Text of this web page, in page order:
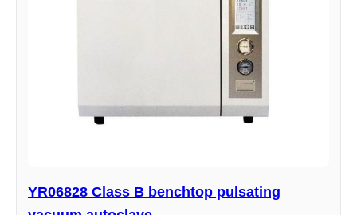
YR06828 Class B benchtop pulsating